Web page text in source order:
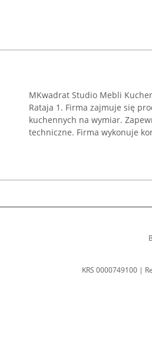
MKwadrat Studio Mebli
Rataja 1. Firma zajmuje się
kuchennych na wymiar.
techniczne. Firma wykonuje
KRS 0000749100 |